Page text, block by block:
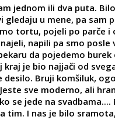
jednom ili dva puta.
gledaju u mene, pa sam
tortu, pojeli po parče i
napili pa smo posle
da pojedemo burek
kraj je bio najjači od
desilo. Bruji komšiluk,
sve moderno, ali
se jede na svadbama....
tim. I nas je bilo